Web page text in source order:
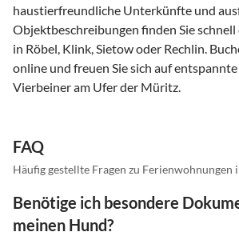
haustierfreundliche Unterkünfte und
Objektbeschreibungen finden Sie schnell
in Röbel, Klink, Sietow oder Rechlin.
online und freuen Sie sich auf
Vierbeiner am Ufer der Müritz.
FAQ
Häufig gestellte Fragen zu Ferienwohnungen
Benötige ich besondere
meinen Hund?